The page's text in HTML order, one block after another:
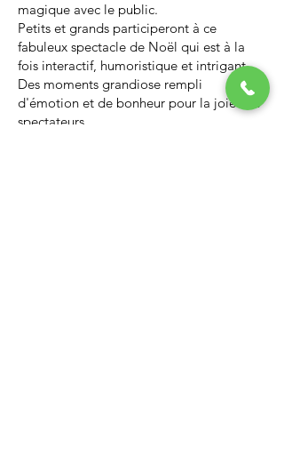
magique avec le public.
Petits et grands participeront à ce
fabuleux spectacle de Noël qui est à la
fois interactif, humoristique et intrigant.
Des moments grandiose rempli
d'émotion et de bonheur pour la joie des
spectateurs.